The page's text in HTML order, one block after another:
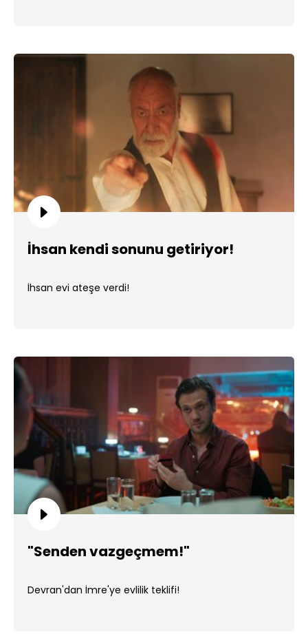
İhsan kendi sonunu getiriyor!
İhsan evi ateşe verdi!
"Senden vazgeçmem!"
Devran'dan İmre'ye evlilik teklifi!